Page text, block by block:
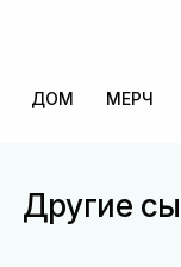
ДОМ МЕРЧ
Другие